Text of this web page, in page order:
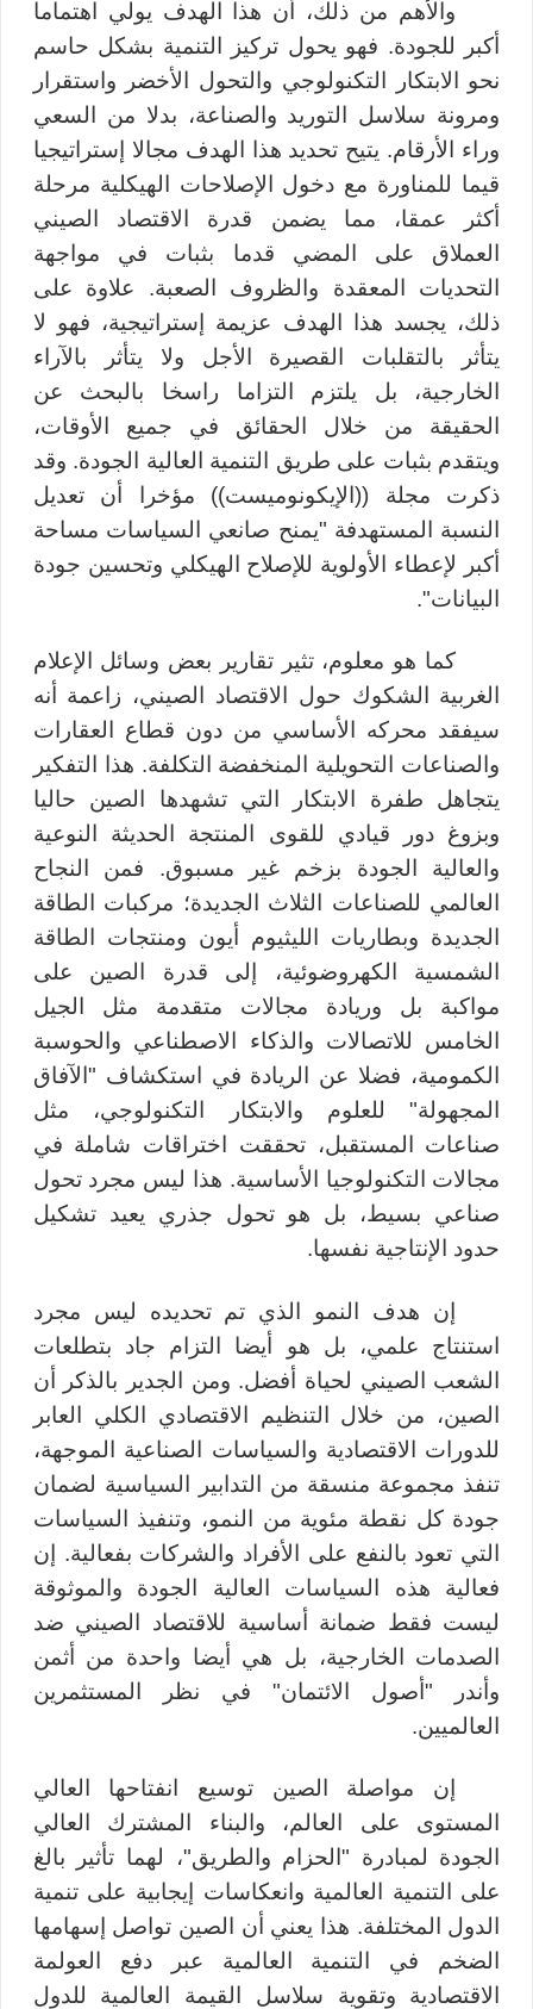
والأهم من ذلك، أن هذا الهدف يولي اهتماما
أكبر للجودة. فهو يحول تركيز التنمية بشكل حاسم
نحو الابتكار التكنولوجي والتحول الأخضر واستقرار
ومرونة سلاسل التوريد والصناعة، بدلا من السعي
وراء الأرقام. يتيح تحديد هذا الهدف مجالا إستراتيجيا
قيما للمناورة مع دخول الإصلاحات الهيكلية مرحلة
أكثر عمقا، مما يضمن قدرة الاقتصاد الصيني
العملاق على المضي قدما بثبات في مواجهة
التحديات المعقدة والظروف الصعبة. علاوة على
ذلك، يجسد هذا الهدف عزيمة إستراتيجية، فهو لا
يتأثر بالتقلبات القصيرة الأجل ولا يتأثر بالآراء
الخارجية، بل يلتزم التزاما راسخا بالبحث عن
الحقيقة من خلال الحقائق في جميع الأوقات،
ويتقدم بثبات على طريق التنمية العالية الجودة. وقد
ذكرت مجلة ((الإيكونوميست)) مؤخرا أن تعديل
النسبة المستهدفة "يمنح صانعي السياسات مساحة
أكبر لإعطاء الأولوية للإصلاح الهيكلي وتحسين جودة
البيانات".
كما هو معلوم، تثير تقارير بعض وسائل الإعلام
الغربية الشكوك حول الاقتصاد الصيني، زاعمة أنه
سيفقد محركه الأساسي من دون قطاع العقارات
والصناعات التحويلية المنخفضة التكلفة. هذا التفكير
يتجاهل طفرة الابتكار التي تشهدها الصين حاليا
وبزوغ دور قيادي للقوى المنتجة الحديثة النوعية
والعالية الجودة بزخم غير مسبوق. فمن النجاح
العالمي للصناعات الثلاث الجديدة؛ مركبات الطاقة
الجديدة وبطاريات الليثيوم أيون ومنتجات الطاقة
الشمسية الكهروضوئية، إلى قدرة الصين على
مواكبة بل وريادة مجالات متقدمة مثل الجيل
الخامس للاتصالات والذكاء الاصطناعي والحوسبة
الكمومية، فضلا عن الريادة في استكشاف "الآفاق
المجهولة" للعلوم والابتكار التكنولوجي، مثل
صناعات المستقبل، تحققت اختراقات شاملة في
مجالات التكنولوجيا الأساسية. هذا ليس مجرد تحول
صناعي بسيط، بل هو تحول جذري يعيد تشكيل
حدود الإنتاجية نفسها.
إن هدف النمو الذي تم تحديده ليس مجرد
استنتاج علمي، بل هو أيضا التزام جاد بتطلعات
الشعب الصيني لحياة أفضل. ومن الجدير بالذكر أن
الصين، من خلال التنظيم الاقتصادي الكلي العابر
للدورات الاقتصادية والسياسات الصناعية الموجهة،
تنفذ مجموعة منسقة من التدابير السياسية لضمان
جودة كل نقطة مئوية من النمو، وتنفيذ السياسات
التي تعود بالنفع على الأفراد والشركات بفعالية. إن
فعالية هذه السياسات العالية الجودة والموثوقة
ليست فقط ضمانة أساسية للاقتصاد الصيني ضد
الصدمات الخارجية، بل هي أيضا واحدة من أثمن
وأندر "أصول الائتمان" في نظر المستثمرين
العالميين.
إن مواصلة الصين توسيع انفتاحها العالي
المستوى على العالم، والبناء المشترك العالي
الجودة لمبادرة "الحزام والطريق"، لهما تأثير بالغ
على التنمية العالمية وانعكاسات إيجابية على تنمية
الدول المختلفة. هذا يعني أن الصين تواصل إسهامها
الضخم في التنمية العالمية عبر دفع العولمة
الاقتصادية وتقوية سلاسل القيمة العالمية للدول